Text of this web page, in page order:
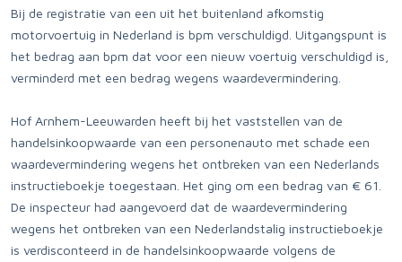
Bij de registratie van een uit het buitenland afkomstig
motorvoertuig in Nederland is bpm verschuldigd. Uitgangspunt is
het bedrag aan bpm dat voor een nieuw voertuig verschuldigd is,
verminderd met een bedrag wegens waardevermindering.
Hof Arnhem-Leeuwarden heeft bij het vaststellen van de
handelsinkoopwaarde van een personenauto met schade een
waardevermindering wegens het ontbreken van een Nederlands
instructieboekje toegestaan. Het ging om een bedrag van € 61.
De inspecteur had aangevoerd dat de waardevermindering
wegens het ontbreken van een Nederlandstalig instructieboekje
is verdisconteerd in de handelsinkoopwaarde volgens de